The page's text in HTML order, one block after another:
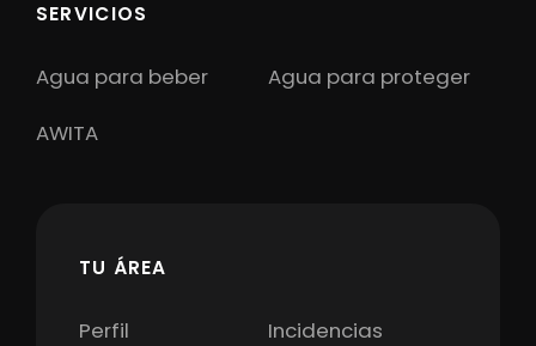
SERVICIOS
Agua para beber
Agua para proteger
AWITA
TU ÁREA
Perfil
Incidencias